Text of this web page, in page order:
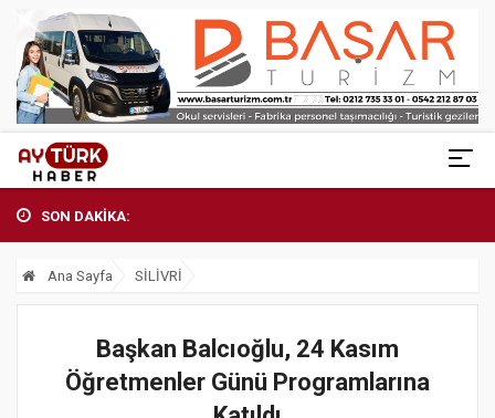
SON DAKİKA:
Ana Sayfa SİLİVRİ
Başkan Balcıoğlu, 24 Kasım
Öğretmenler Günü Programlarına